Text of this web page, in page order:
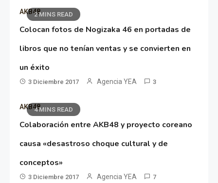
2 MINS READ
AKB48
Colocan fotos de Nogizaka 46 en portadas de
libros que no tenían ventas y se convierten en
un éxito
3 Diciembre 2017 Agencia YEA 3
4 MINS READ
AKB48
Colaboración entre AKB48 y proyecto coreano
causa «desastroso choque cultural y de
conceptos»
3 Diciembre 2017 Agencia YEA 7